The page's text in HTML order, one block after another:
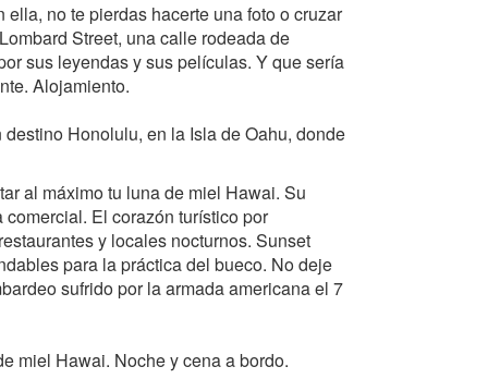
no te pierdas hacerte una foto o cruzar
Street, una calle rodeada de
sus leyendas y sus películas. Y que sería
Alojamiento.
Honolulu, en la Isla de Oahu, donde
al máximo tu luna de miel Hawai. Su
El corazón turístico por
y locales nocturnos. Sunset
para la práctica del bueco. No deje
sufrido por la armada americana el 7
miel Hawai. Noche y cena a bordo.